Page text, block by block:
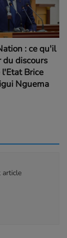
: ce qu'il
discours
Brice
Nguema
article